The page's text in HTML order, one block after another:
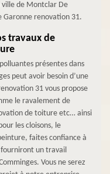
ville de Montclar De
Garonne renovation 31.
travaux de
présentes dans
peut avoir besoin d’une
31 vous propose
le ravalement de
de toiture etc… ainsi
les cloisons, le
faites confiance à
fourniront un travail
Vous ne serez